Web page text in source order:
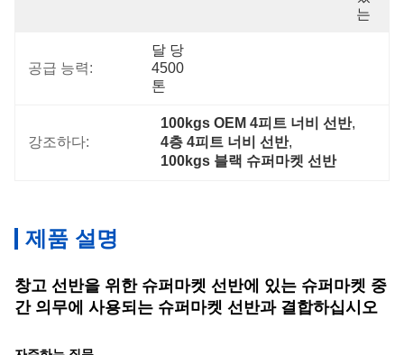
는
공급 능력:
달 당
4500
톤
강조하다:
100kgs OEM 4피트 너비 선반,
4층 4피트 너비 선반,
100kgs 블랙 슈퍼마켓 선반
제품 설명
창고 선반을 위한 슈퍼마켓 선반에 있는 슈퍼마켓 중
간 의무에 사용되는 슈퍼마켓 선반과 결합하십시오